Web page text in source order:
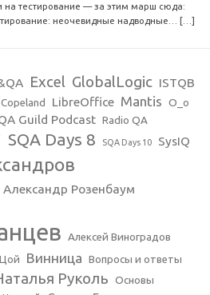
тестирование — за этим марш сюда:
неочевидные надводные… […]
Excel GlobalLogic ISTQB
LibreOffice Mantis O_o
Guild Podcast Radio QA
SQA Days 8 SQA Days 10 SysIQ
Александр Розенбаум
Алексей Виноградов
Винница Вопросы и ответы
Руколь
Основы